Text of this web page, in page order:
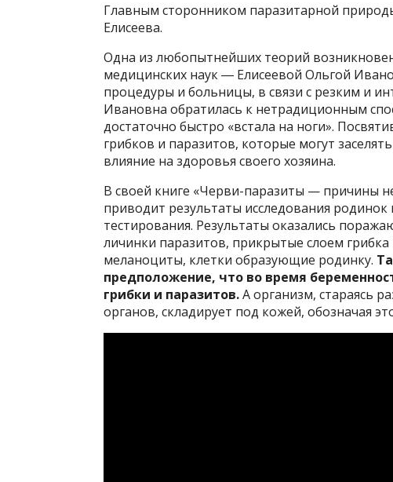
Главным сторонником паразитарной
Елисеева.
Одна из любопытнейших теорий
медицинских наук ― Елисеевой Ольгой
процедуры и больницы, в связи с резким и
Ивановна обратилась к нетрадиционным
достаточно быстро «встала на ноги».
грибков и паразитов, которые могут
влияние на здоровья своего хозяина.
В своей книге «Черви-паразиты — причины
приводит результаты исследования
тестирования. Результаты оказались
личинки паразитов, прикрытые слоем
меланоциты, клетки образующие родинку.
предположение, что во время
грибки и паразитов.А организм, стараясь
органов, складирует под кожей, обозначая